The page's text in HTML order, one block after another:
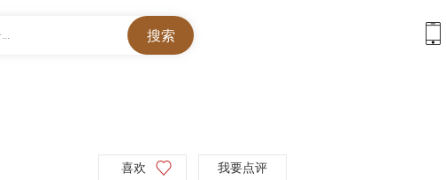
喜欢 我要点评